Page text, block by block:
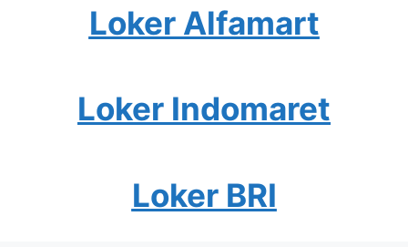
Loker Alfamart
Loker Indomaret
Loker BRI